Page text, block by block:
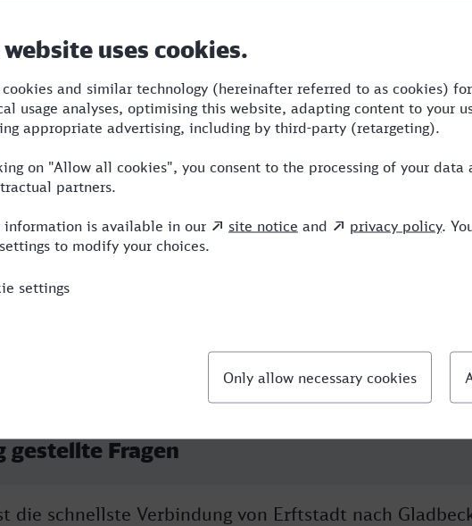
2:04 RE,RRB,NX
2:04 2 RE,RRB,NX
gestellte Fragen
die schnellste Verbindung von Erftstadt nach